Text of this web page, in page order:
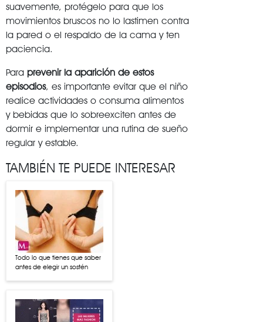
suavemente, protégelo para que los
movimientos bruscos no lo lastimen contra
la pared o el respaldo de la cama y ten
paciencia.
Para prevenir la aparición de estos
episodios, es importante evitar que el niño
realice actividades o consuma alimentos
y bebidas que lo sobreexciten antes de
dormir e implementar una rutina de sueño
regular y estable.
TAMBIÉN TE PUEDE INTERESAR
Todo lo que tienes que saber
antes de elegir un sostén